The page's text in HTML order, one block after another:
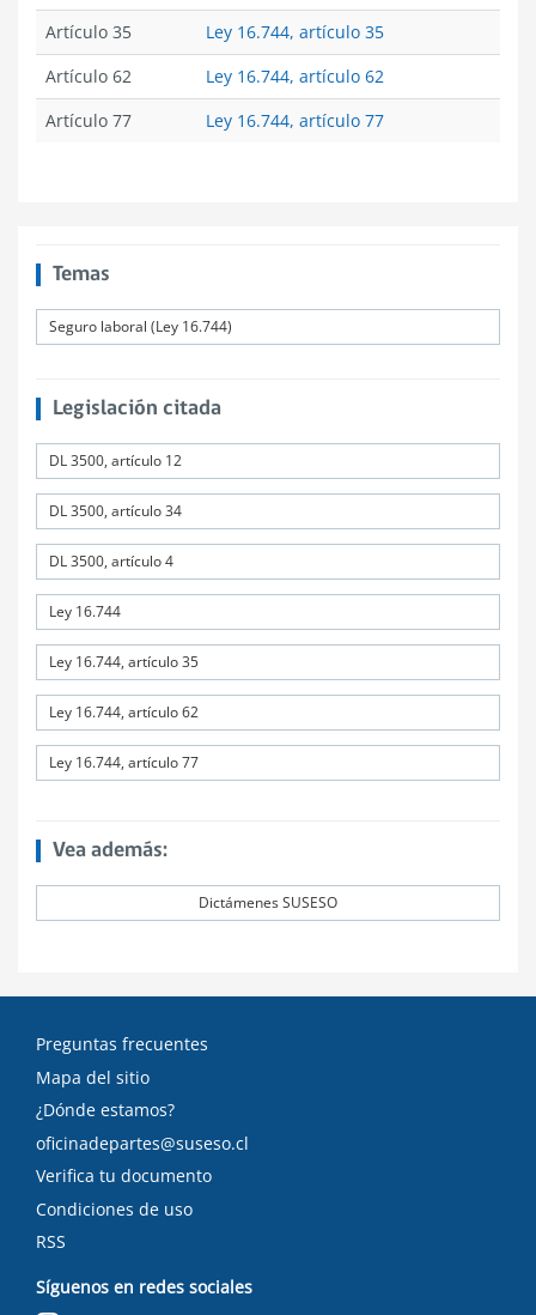
Artículo 35
Ley 16.744, artículo 35
Artículo 62
Ley 16.744, artículo 62
Artículo 77
Ley 16.744, artículo 77
Temas
Seguro laboral (Ley 16.744)
Legislación citada
DL 3500, artículo 12
DL 3500, artículo 34
DL 3500, artículo 4
Ley 16.744
Ley 16.744, artículo 35
Ley 16.744, artículo 62
Ley 16.744, artículo 77
Vea además:
Dictámenes SUSESO
Preguntas frecuentes
Mapa del sitio
¿Dónde estamos?
oficinadepartes@suseso.cl
Verifica tu documento
Condiciones de uso
RSS
Síguenos en redes sociales